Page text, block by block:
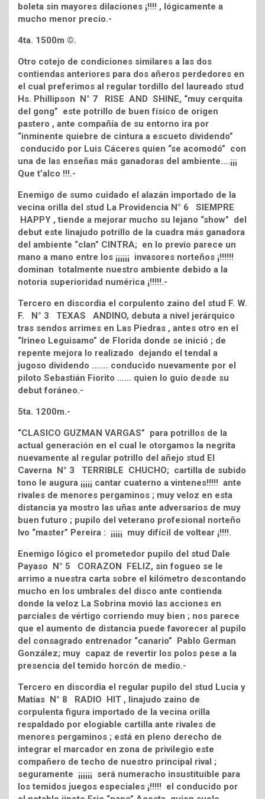
boleta sin mayores dilaciones ¡!!!! , lógicamente a
mucho menor precio.-
4ta. 1500m ©.
Otro cotejo de condiciones similares a las dos
contiendas anteriores para dos añeros perdedores en
el cual preferimos al regular tordillo del laureado stud
Hs. Phillipson N° 7 RISE AND SHINE, “muy cerquita
del gong” este potrillo de buen físico de origen
pastero , ante compañía de su entorno ira por
“inminente quiebre de cintura a escueto dividendo”
conducido por Luis Cáceres quien “se acomodó” con
una de las enseñas más ganadoras del ambiente….¡¡¡
Que t’alco !!!.-
Enemigo de sumo cuidado el alazán importado de la
vecina orilla del stud La Providencia N° 6 SIEMPRE
HAPPY , tiende a mejorar mucho su lejano “show” del
debut este linajudo potrillo de la cuadra más ganadora
del ambiente “clan” CINTRA; en lo previo parece un
mano a mano entre los ¡¡¡¡¡¡ invasores norteños ¡!!!!!!
dominan totalmente nuestro ambiente debido a la
notoria superioridad numérica ¡!!!!!.-
Tercero en discordia el corpulento zaino del stud F. W.
F. N° 3 TEXAS ANDINO, debuta a nivel jerárquico
tras sendos arrimes en Las Piedras , antes otro en el
“Irineo Leguisamo” de Florida donde se inició ; de
repente mejora lo realizado dejando el tendal a
jugoso dividendo ……. conducido nuevamente por el
piloto Sebastián Fiorito …… quien lo guio desde su
debut foráneo.-
5ta. 1200m.-
“CLASICO GUZMAN VARGAS” para potrillos de la
actual generación en el cual le otorgamos la negrita
nuevamente al regular potrillo del añejo stud El
Caverna N° 3 TERRIBLE CHUCHO; cartilla de subido
tono le augura ¡¡¡¡¡ cantar cuaterno a vintenes!!!!! ante
rivales de menores pergaminos ; muy veloz en esta
distancia ya mostro las uñas ante adversarios de muy
buen futuro ; pupilo del veterano profesional norteño
Ivo “master” Pereira : ¡¡¡¡¡ muy difícil de voltear ¡!!!!.
Enemigo lógico el prometedor pupilo del stud Dale
Payaso N° 5 CORAZON FELIZ, sin fogueo se le
arrimo a nuestra carta sobre el kilómetro descontando
mucho en los umbrales del disco ante contienda
donde la veloz La Sobrina movió las acciones en
parciales de vértigo corriendo muy bien ; nos parece
que el aumento de distancia puede favorecer al pupilo
del consagrado entrenador “canario” Pablo German
González; muy capaz de revertir los polos pese a la
presencia del temido horcón de medio.-
Tercero en discordia el regular pupilo del stud Lucia y
Matías N° 8 RADIO HIT , linajudo zaino de
corpulenta figura importado de la vecina orilla
respaldado por elogiable cartilla ante rivales de
menores pergaminos ; está en pleno derecho de
integrar el marcador en zona de privilegio este
compañero de techo de nuestro principal rival ;
seguramente ¡¡¡¡¡¡ será numeracho insustituible para
los temidos juegos especiales ¡!!!!! el conducido por